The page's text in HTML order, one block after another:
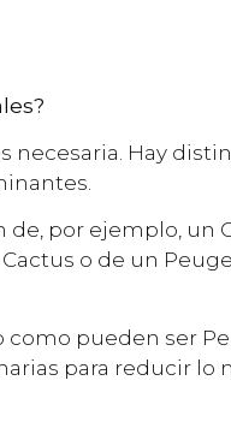
necesaria. Hay
por ejemplo, un
o de un
como pueden ser
para reducir lo